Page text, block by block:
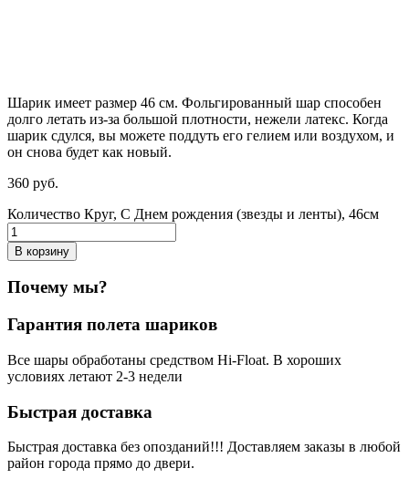
Шарик имеет размер 46 см. Фольгированный шар способен
долго летать из-за большой плотности, нежели латекс. Когда
шарик сдулся, вы можете поддуть его гелием или воздухом, и
он снова будет как новый.
360 руб.
Количество Круг, С Днем рождения (звезды и ленты), 46см
В корзину
Почему мы?
Гарантия полета шариков
Все шары обработаны средством Hi-Float. В хороших
условиях летают 2-3 недели
Быстрая доставка
Быстрая доставка без опозданий!!! Доставляем заказы в любой
район города прямо до двери.